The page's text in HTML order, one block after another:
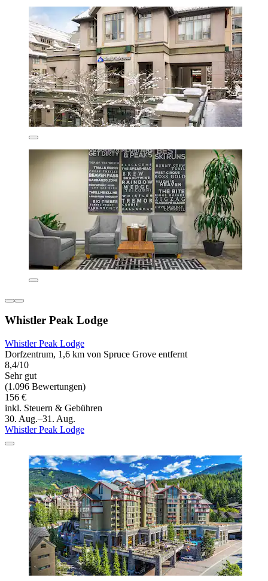
Whistler Peak Lodge
Whistler Peak Lodge
Dorfzentrum, 1,6 km von Spruce Grove entfernt
8,4/10
Sehr gut
(1.096 Bewertungen)
156 €
inkl. Steuern & Gebühren
30. Aug.–31. Aug.
Whistler Peak Lodge